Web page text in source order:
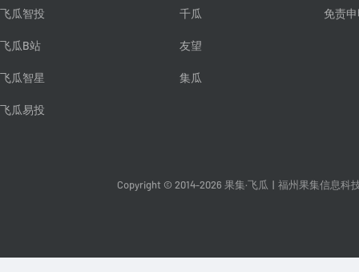
飞瓜智投
飞瓜B站
飞瓜智星
飞瓜易投
千瓜
友望
集瓜
免责
Copyright © 2014-2026 果集·飞瓜 福州果集信息科